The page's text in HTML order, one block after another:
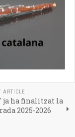
ARTICLE
ja ha finalitzat la
2025-2026